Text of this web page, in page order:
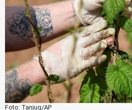
Foto: Tanjug/AP